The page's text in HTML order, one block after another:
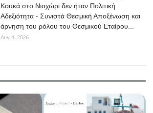
Κουκά στο Νιοχώρι δεν ήταν Πολιτική
Αδεξιότητα - Συνιστά Θεσμική Αποξένωση και
άρνηση του ρόλου του Θεσμικού Εταίρου...
Αυγ 4, 2026